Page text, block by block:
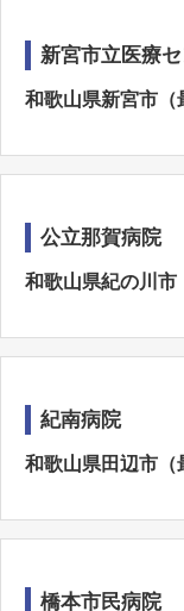
新宮市立医療
和歌山県新宮市（
公立那賀病院
和歌山県紀の川市
紀南病院
和歌山県田辺市（
橋本市民病院